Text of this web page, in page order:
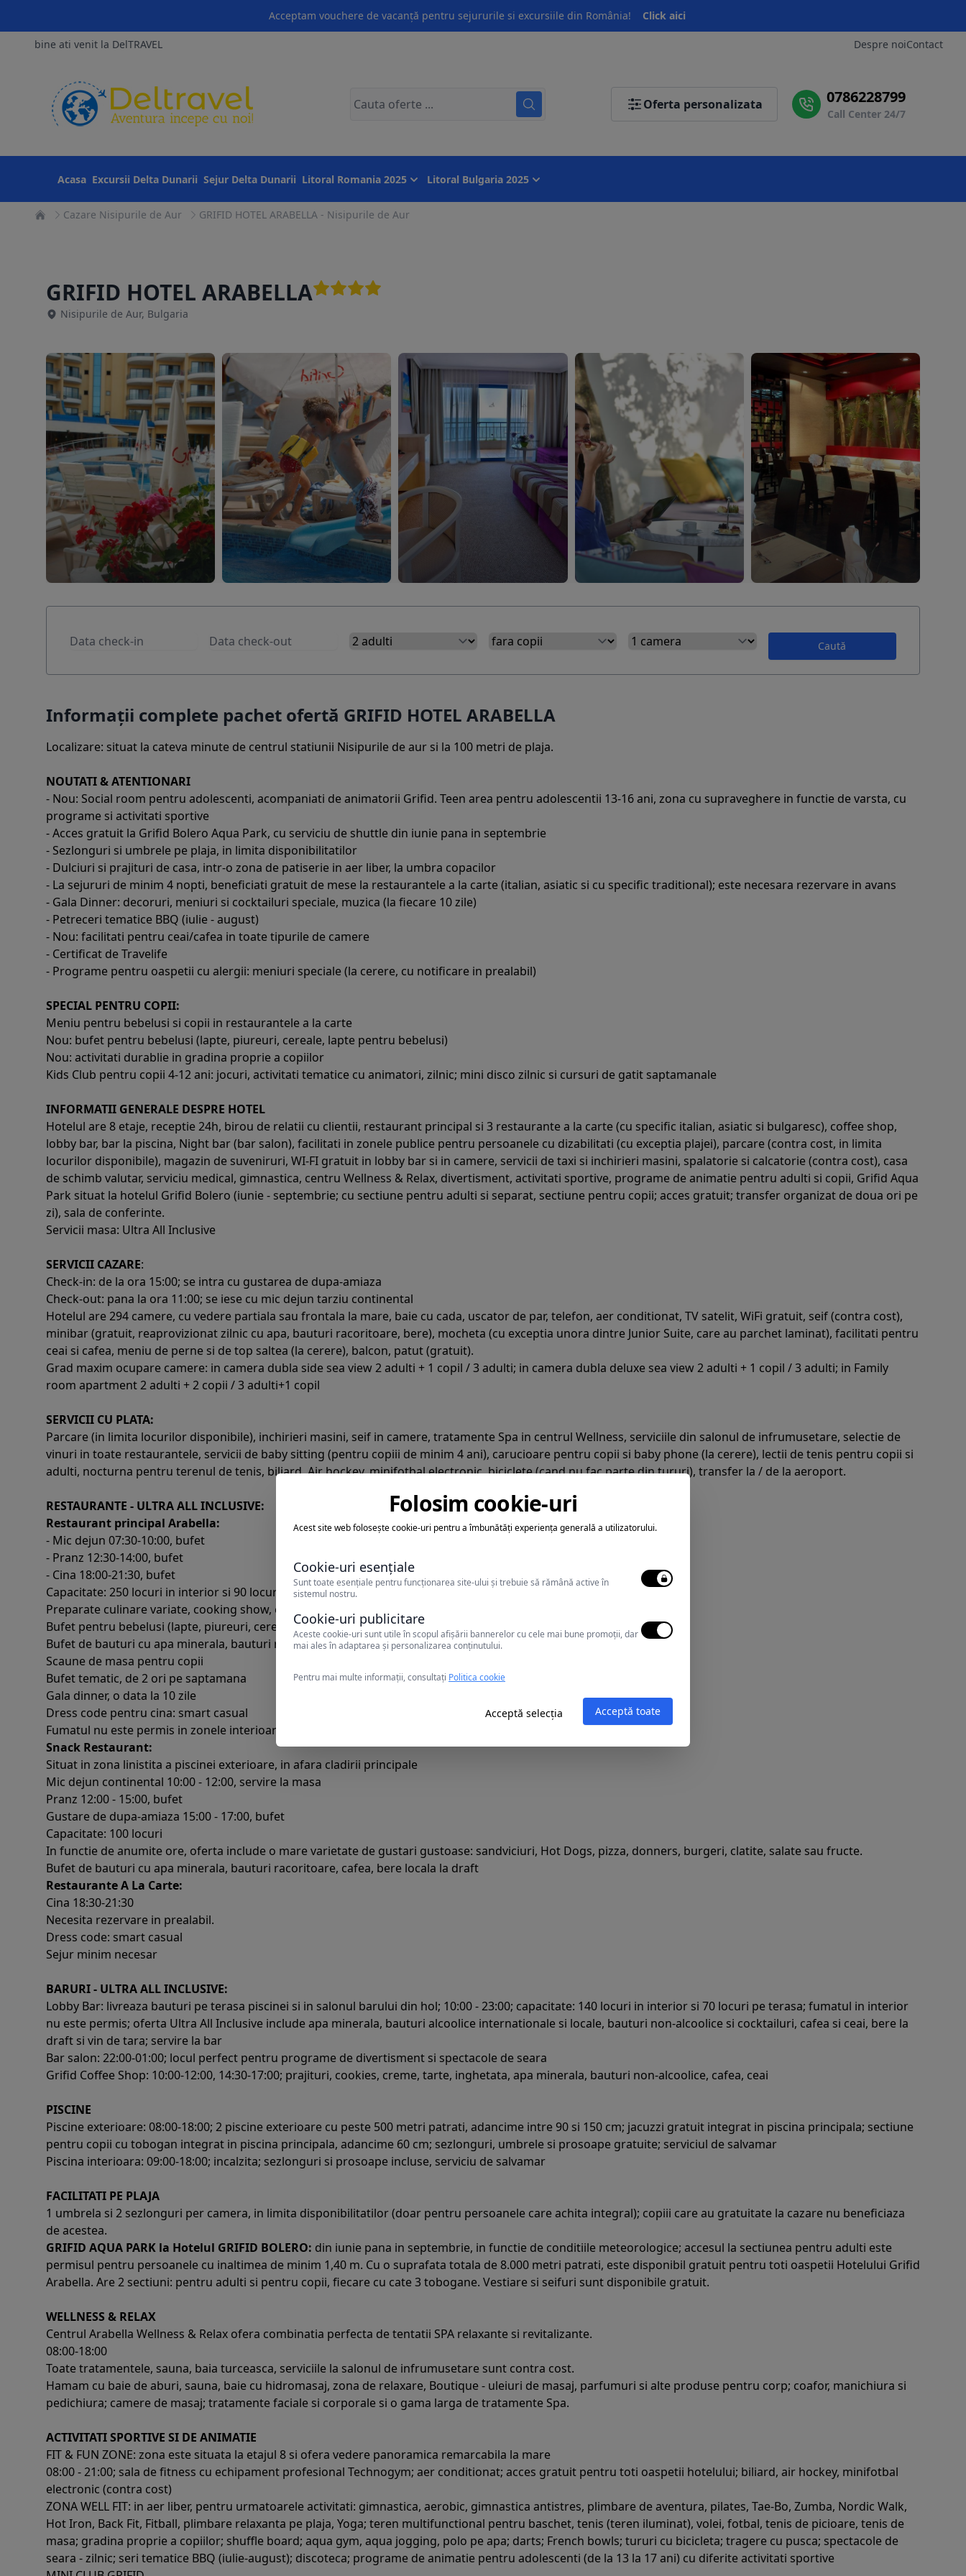
Acceptam vouchere de vacanță pentru sejururile si excursiile din România! Click aici
bine ati venit la DelTRAVEL Despre noiContact
Oferta personalizata 0786228799
Call Center 24/7
Acasa Excursii Delta Dunarii Sejur Delta Dunarii Litoral Romania 2025 Litoral Bulgaria 2025
Cazare Nisipurile de Aur GRIFID HOTEL ARABELLA - Nisipurile de Aur
GRIFID HOTEL ARABELLA
Nisipurile de Aur, Bulgaria
Caută
Informații complete pachet ofertă GRIFID HOTEL ARABELLA
Localizare: situat la cateva minute de centrul statiunii Nisipurile de aur si la 100 metri de plaja.
NOUTATI & ATENTIONARI
- Nou: Social room pentru adolescenti, acompaniati de animatorii Grifid. Teen area pentru adolescentii 13-16 ani, zona cu supraveghere in functie de varsta, cu
programe si activitati sportive
- Acces gratuit la Grifid Bolero Aqua Park, cu serviciu de shuttle din iunie pana in septembrie
- Sezlonguri si umbrele pe plaja, in limita disponibilitatilor
- Dulciuri si prajituri de casa, intr-o zona de patiserie in aer liber, la umbra copacilor
- La sejururi de minim 4 nopti, beneficiati gratuit de mese la restaurantele a la carte (italian, asiatic si cu specific traditional); este necesara rezervare in avans
- Gala Dinner: decoruri, meniuri si cocktailuri speciale, muzica (la fiecare 10 zile)
- Petreceri tematice BBQ (iulie - august)
- Nou: facilitati pentru ceai/cafea in toate tipurile de camere
- Certificat de Travelife
- Programe pentru oaspetii cu alergii: meniuri speciale (la cerere, cu notificare in prealabil)
SPECIAL PENTRU COPII:
Meniu pentru bebelusi si copii in restaurantele a la carte
Nou: bufet pentru bebelusi (lapte, piureuri, cereale, lapte pentru bebelusi)
Nou: activitati durablie in gradina proprie a copiilor
Kids Club pentru copii 4-12 ani: jocuri, activitati tematice cu animatori, zilnic; mini disco zilnic si cursuri de gatit saptamanale
INFORMATII GENERALE DESPRE HOTEL
Hotelul are 8 etaje, receptie 24h, birou de relatii cu clientii, restaurant principal si 3 restaurante a la carte (cu specific italian, asiatic si bulgaresc), coffee shop,
lobby bar, bar la piscina, Night bar (bar salon), facilitati in zonele publice pentru persoanele cu dizabilitati (cu exceptia plajei), parcare (contra cost, in limita
locurilor disponibile), magazin de suveniruri, WI-FI gratuit in lobby bar si in camere, servicii de taxi si inchirieri masini, spalatorie si calcatorie (contra cost), casa
de schimb valutar, serviciu medical, gimnastica, centru Wellness & Relax, divertisment, activitati sportive, programe de animatie pentru adulti si copii, Grifid Aqua
Park situat la hotelul Grifid Bolero (iunie - septembrie; cu sectiune pentru adulti si separat, sectiune pentru copii; acces gratuit; transfer organizat de doua ori pe
zi), sala de conferinte.
Servicii masa: Ultra All Inclusive
SERVICII CAZARE:
Check-in: de la ora 15:00; se intra cu gustarea de dupa-amiaza
Check-out: pana la ora 11:00; se iese cu mic dejun tarziu continental
Hotelul are 294 camere, cu vedere partiala sau frontala la mare, baie cu cada, uscator de par, telefon, aer conditionat, TV satelit, WiFi gratuit, seif (contra cost),
minibar (gratuit, reaprovizionat zilnic cu apa, bauturi racoritoare, bere), mocheta (cu exceptia unora dintre Junior Suite, care au parchet laminat), facilitati pentru
ceai si cafea, meniu de perne si de top saltea (la cerere), balcon, patut (gratuit).
Grad maxim ocupare camere: in camera dubla side sea view 2 adulti + 1 copil / 3 adulti; in camera dubla deluxe sea view 2 adulti + 1 copil / 3 adulti; in Family
room apartment 2 adulti + 2 copii / 3 adulti+1 copil
SERVICII CU PLATA:
Parcare (in limita locurilor disponibile), inchirieri masini, seif in camere, tratamente Spa in centrul Wellness, serviciile din salonul de infrumusetare, selectie de
vinuri in toate restaurantele, servicii de baby sitting (pentru copiii de minim 4 ani), carucioare pentru copii si baby phone (la cerere), lectii de tenis pentru copii si
adulti, nocturna pentru terenul de tenis, biliard, Air hockey, minifotbal electronic, biciclete (cand nu fac parte din tururi), transfer la / de la aeroport.
RESTAURANTE - ULTRA ALL INCLUSIVE:
Restaurant principal Arabella:
- Mic dejun 07:30-10:00, bufet
- Pranz 12:30-14:00, bufet
- Cina 18:00-21:30, bufet
Capacitate: 250 locuri in interior si 90 locuri pe terasa
Preparate culinare variate, cooking show, carving, statii de pizza si paste; dieta, salate si bufet de patiserie
Bufet pentru bebelusi (lapte, piureuri, cereale, lapte pentru bebelusi)
Bufet de bauturi cu apa minerala, bauturi racoritoare, bere la draft, vin de tara
Scaune de masa pentru copii
Bufet tematic, de 2 ori pe saptamana
Gala dinner, o data la 10 zile
Dress code pentru cina: smart casual
Fumatul nu este permis in zonele interioare.
Snack Restaurant:
Situat in zona linistita a piscinei exterioare, in afara cladirii principale
Mic dejun continental 10:00 - 12:00, servire la masa
Pranz 12:00 - 15:00, bufet
Gustare de dupa-amiaza 15:00 - 17:00, bufet
Capacitate: 100 locuri
In functie de anumite ore, oferta include o mare varietate de gustari gustoase: sandviciuri, Hot Dogs, pizza, donners, burgeri, clatite, salate sau fructe.
Bufet de bauturi cu apa minerala, bauturi racoritoare, cafea, bere locala la draft
Restaurante A La Carte:
Cina 18:30-21:30
Necesita rezervare in prealabil.
Dress code: smart casual
Sejur minim necesar
BARURI - ULTRA ALL INCLUSIVE:
Lobby Bar: livreaza bauturi pe terasa piscinei si in salonul barului din hol; 10:00 - 23:00; capacitate: 140 locuri in interior si 70 locuri pe terasa; fumatul in interior
nu este permis; oferta Ultra All Inclusive include apa minerala, bauturi alcoolice internationale si locale, bauturi non-alcoolice si cocktailuri, cafea si ceai, bere la
draft si vin de tara; servire la bar
Bar salon: 22:00-01:00; locul perfect pentru programe de divertisment si spectacole de seara
Grifid Coffee Shop: 10:00-12:00, 14:30-17:00; prajituri, cookies, creme, tarte, inghetata, apa minerala, bauturi non-alcoolice, cafea, ceai
PISCINE
Piscine exterioare: 08:00-18:00; 2 piscine exterioare cu peste 500 metri patrati, adancime intre 90 si 150 cm; jacuzzi gratuit integrat in piscina principala; sectiune
pentru copii cu tobogan integrat in piscina principala, adancime 60 cm; sezlonguri, umbrele si prosoape gratuite; serviciul de salvamar
Piscina interioara: 09:00-18:00; incalzita; sezlonguri si prosoape incluse, serviciu de salvamar
FACILITATI PE PLAJA
1 umbrela si 2 sezlonguri per camera, in limita disponibilitatilor (doar pentru persoanele care achita integral); copiii care au gratuitate la cazare nu beneficiaza
de acestea.
GRIFID AQUA PARK la Hotelul GRIFID BOLERO: din iunie pana in septembrie, in functie de conditiile meteorologice; accesul la sectiunea pentru adulti este
permisul pentru persoanele cu inaltimea de minim 1,40 m. Cu o suprafata totala de 8.000 metri patrati, este disponibil gratuit pentru toti oaspetii Hotelului Grifid
Arabella. Are 2 sectiuni: pentru adulti si pentru copii, fiecare cu cate 3 tobogane. Vestiare si seifuri sunt disponibile gratuit.
WELLNESS & RELAX
Centrul Arabella Wellness & Relax ofera combinatia perfecta de tentatii SPA relaxante si revitalizante.
08:00-18:00
Toate tratamentele, sauna, baia turceasca, serviciile la salonul de infrumusetare sunt contra cost.
Hamam cu baie de aburi, sauna, baie cu hidromasaj, zona de relaxare, Boutique - uleiuri de masaj, parfumuri si alte produse pentru corp; coafor, manichiura si
pedichiura; camere de masaj; tratamente faciale si corporale si o gama larga de tratamente Spa.
ACTIVITATI SPORTIVE SI DE ANIMATIE
FIT & FUN ZONE: zona este situata la etajul 8 si ofera vedere panoramica remarcabila la mare
08:00 - 21:00; sala de fitness cu echipament profesional Technogym; aer conditionat; acces gratuit pentru toti oaspetii hotelului; biliard, air hockey, minifotbal
electronic (contra cost)
ZONA WELL FIT: in aer liber, pentru urmatoarele activitati: gimnastica, aerobic, gimnastica antistres, plimbare de aventura, pilates, Tae-Bo, Zumba, Nordic Walk,
Hot Iron, Back Fit, Fitball, plimbare relaxanta pe plaja, Yoga; teren multifunctional pentru baschet, tenis (teren iluminat), volei, fotbal, tenis de picioare, tenis de
masa; gradina proprie a copiilor; shuffle board; aqua gym, aqua jogging, polo pe apa; darts; French bowls; tururi cu bicicleta; tragere cu pusca; spectacole de
seara - zilnic; seri tematice BBQ (iulie-august); discoteca; programe de animatie pentru adolescenti (de la 13 la 17 ani) cu diferite activitati sportive
Folosim cookie-uri
Acest site web folosește cookie-uri pentru a îmbunătăți experiența generală a utilizatorului.
Cookie-uri esențiale
Sunt toate esențiale pentru funcționarea site-ului și trebuie să rămână active în
sistemul nostru.
Cookie-uri publicitare
Aceste cookie-uri sunt utile în scopul afișării bannerelor cu cele mai bune promoții, dar
mai ales în adaptarea și personalizarea conținutului.
Pentru mai multe informații, consultați Politica cookie
Acceptă selecția Acceptă toate